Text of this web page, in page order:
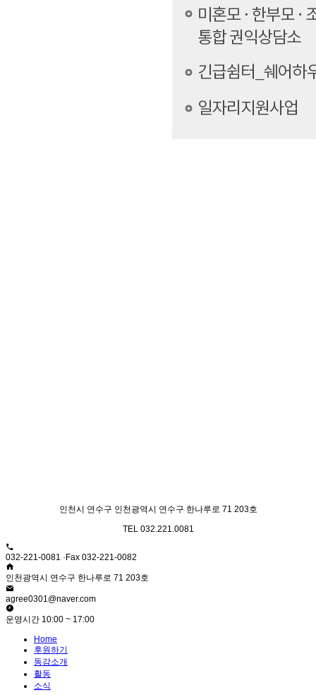
인천시 연수구 인천광역시 연수구 한나루로 71 203호
TEL 032.221.0081
032-221-0081 ·Fax 032-221-0082
인천광역시 연수구 한나루로 71 203호
agree0301@naver.com
운영시간 10:00 ~ 17:00
Home
후원하기
동감소개
활동
소식